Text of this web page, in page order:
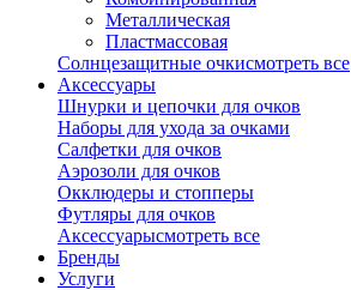
Металлическая
Пластмассовая
Солнцезащитные очкисмотреть все
Аксессуары
Шнурки и цепочки для очков
Наборы для ухода за очками
Салфетки для очков
Аэрозоли для очков
Окклюдеры и стопперы
Футляры для очков
Аксессуарысмотреть все
Бренды
Услуги